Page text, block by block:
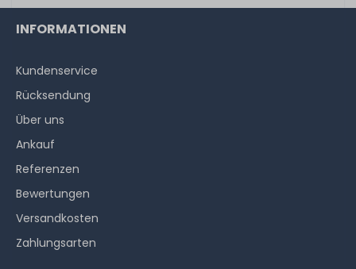
INFORMATIONEN
Kundenservice
Rücksendung
Über uns
Ankauf
Referenzen
Bewertungen
Versandkosten
Zahlungsarten